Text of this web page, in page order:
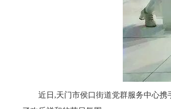
近日,天门市侯口街道党群服务中心